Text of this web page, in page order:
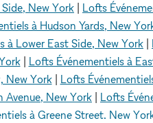
New York
Lofts
à Hudson Yards, New
à Lower East Side, New York
| Lofts Événementiels à
New York| Lofts
Avenue, New York Lofts
à Greene Street, New